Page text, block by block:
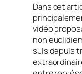
Dans cet
vidéo
non
suis depuis